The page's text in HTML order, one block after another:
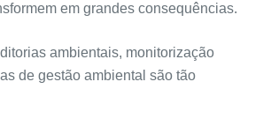
em grandes consequências.
ambientais, monitorização
de gestão ambiental são tão